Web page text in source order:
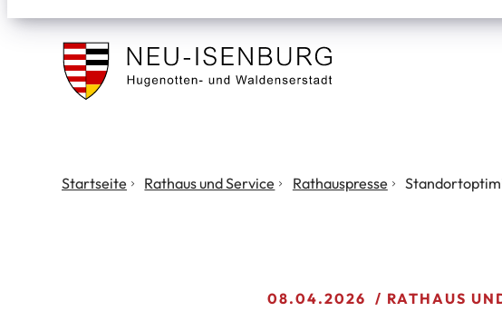
Stadt
Isenburg
Startseite Rathaus und Service Rathauspresse
08.04.2026 RATHAUS